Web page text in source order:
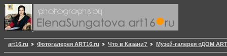
art16.ru Фотогалерея ART16.ru Что в Казани? Музей-галерея «ДОМ